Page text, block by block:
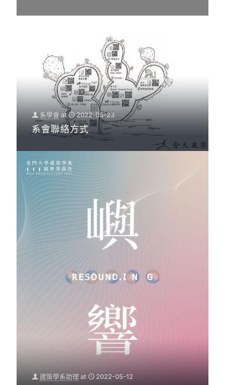
系學會at 2022-05-23
系會聯絡方式
建築學系助理 at 2022-05-12